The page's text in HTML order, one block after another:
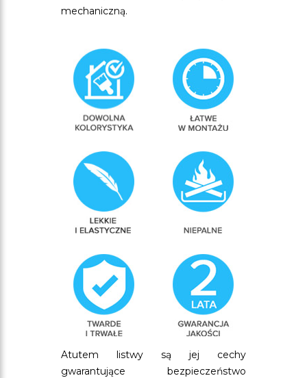
mechaniczną.
Atutem listwy są jej cechy
gwarantujące bezpieczeństwo